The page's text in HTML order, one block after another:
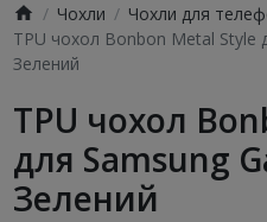
Чохли
Чохли для
TPU чохол Bonbon Metal Style
Зелений
TPU чохол
для Samsung
Зелений